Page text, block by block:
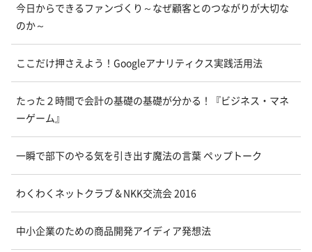
今日からできるファンづくり～なぜ顧客とのつながりが大切な
のか～
ここだけ押さえよう！Googleアナリティクス実践活用法
たった２時間で会計の基礎の基礎が分かる！『ビジネス・マネ
ーゲーム』
一瞬で部下のやる気を引き出す魔法の言葉 ペップトーク
わくわくネットクラブ＆NKK交流会 2016
中小企業のための商品開発アイディア発想法